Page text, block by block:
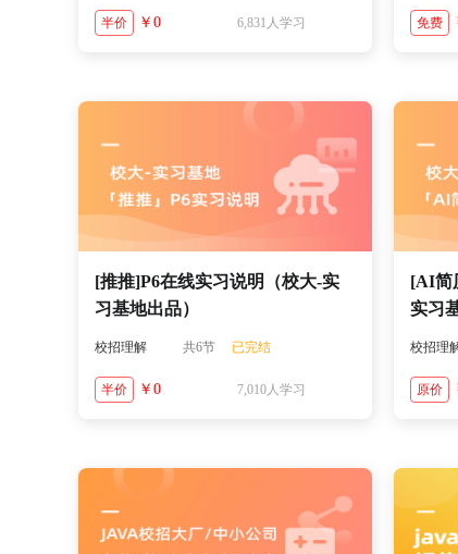
半价 ￥0 6,831人学习 免费
[推推]P6在线实习说明（校大-实
习基地出品）
校招理解 共6节 已完结
半价 ￥0 7,010人学习
[AI简
实习
校招理
原价